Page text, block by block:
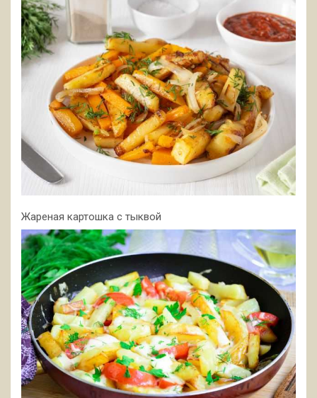
Жареная картошка с тыквой